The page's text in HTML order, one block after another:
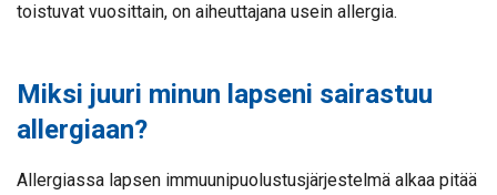
toistuvat vuosittain, on aiheuttajana usein allergia.
Miksi juuri minun lapseni sairastuu
allergiaan?
Allergiassa lapsen immuunipuolustusjärjestelmä alkaa pitää